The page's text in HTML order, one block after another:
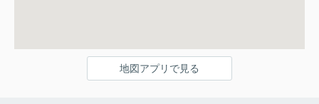
地図アプリで見る